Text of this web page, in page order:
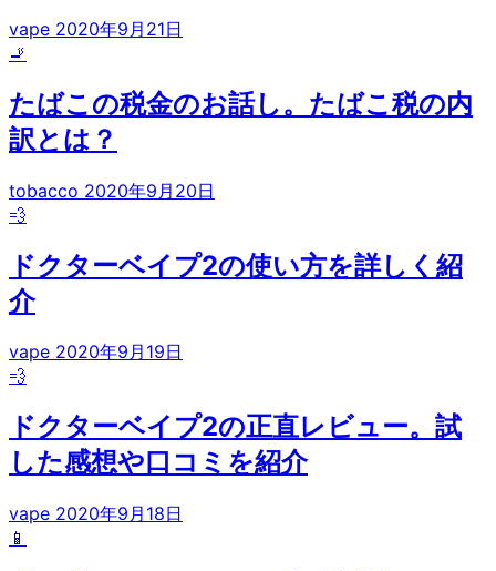
vape 2020年9月21日
🚬
たばこの税金のお話し。たばこ税の内
訳とは？
tobacco 2020年9月20日
💨
ドクターベイプ2の使い方を詳しく紹
介
vape 2020年9月19日
💨
ドクターベイプ2の正直レビュー。試
した感想や口コミを紹介
vape 2020年9月18日
📱